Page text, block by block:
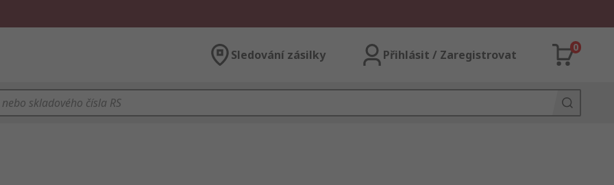
Sledování zásilky Přihlásit / Zaregistrovat
0